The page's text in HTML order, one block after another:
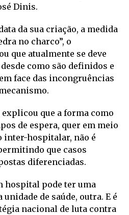
Dinis.
da sua criação, a medida
no charco”, o
que atualmente se deve
como são definidos e
face das incongruências
que a forma como
de espera, quer em meio
hospitalar, não é
que casos
diferenciadas.
hospital pode ter uma
de saúde, outra. E é
nacional de luta contra